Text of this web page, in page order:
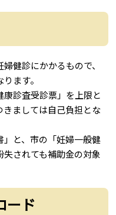
健診にかかるもので、
ます。
診査受診票」を上限と
きましては自己負担とな
と、市の「妊婦一般健
されても補助金の対象
ード